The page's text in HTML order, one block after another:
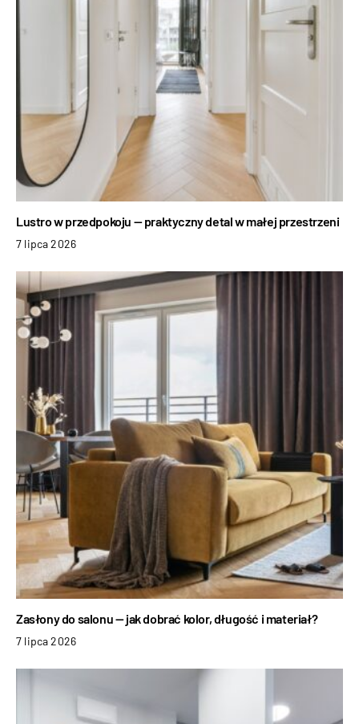
Lustro w przedpokoju — praktyczny detal w małej przestrzeni
7 lipca 2026
Zasłony do salonu — jak dobrać kolor, długość i materiał?
7 lipca 2026